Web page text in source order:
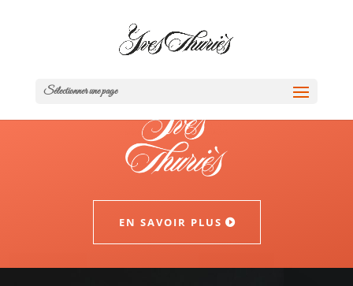
Sélectionner une page
EN SAVOIR PLUS